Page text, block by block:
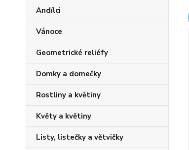
Andílci
Vánoce
Geometrické reliéfy
Domky a domečky
Rostliny a květiny
Květy a květiny
Listy, lístečky a větvičky